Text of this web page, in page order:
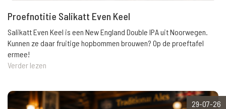
Proefnotitie Salikatt Even Keel
Salikatt Even Keel is een New England Double IPA uit Noorwegen.
Kunnen ze daar fruitige hopbommen brouwen? Op de proeftafel
ermee!
Verder lezen
29-07-26